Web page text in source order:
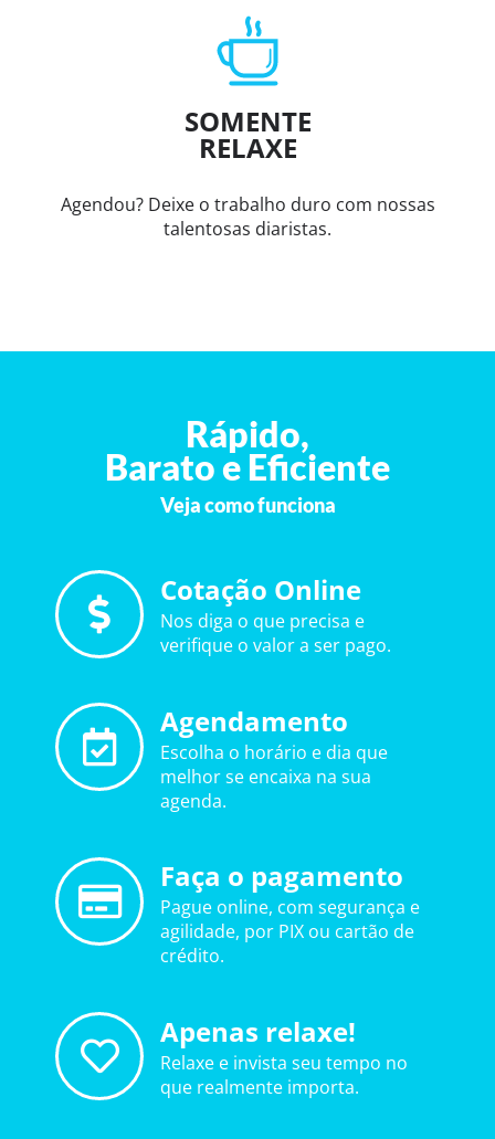
SOMENTE
RELAXE
Agendou? Deixe o trabalho duro com nossas
talentosas diaristas.
Rápido,
Barato e Eficiente
Veja como funciona
Cotação Online
Nos diga o que precisa e
verifique o valor a ser pago.
Agendamento
Escolha o horário e dia que
melhor se encaixa na sua
agenda.
Faça o pagamento
Pague online, com segurança e
agilidade, por PIX ou cartão de
crédito.
Apenas relaxe!
Relaxe e invista seu tempo no
que realmente importa.